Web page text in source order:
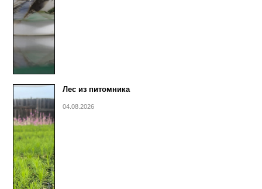
Лес из питомника
04.08.2026